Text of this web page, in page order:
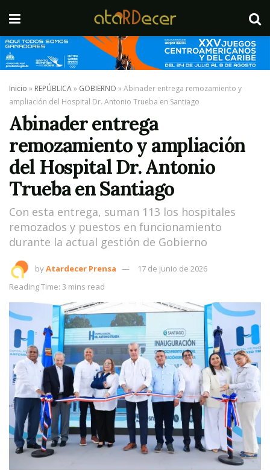
Inicio » REPÚBLICA» GOBIERNO »Abinader entrega remozamiento y
ampliación del Hospital Dr. Antonio Trueba en Santiago
Abinader entrega
remozamiento y ampliación
del Hospital Dr. Antonio
Trueba en Santiago
Con esta entrega, suman 113 los hospitales
remozados y puestos en funcionamiento
durante la actual gestión de Gobierno
byAtardecer Prensa
17 de junio de 2026
Reading Time: 3 mins read